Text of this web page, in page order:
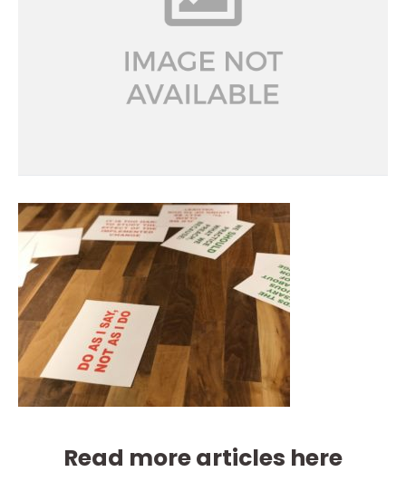
Read more articles here